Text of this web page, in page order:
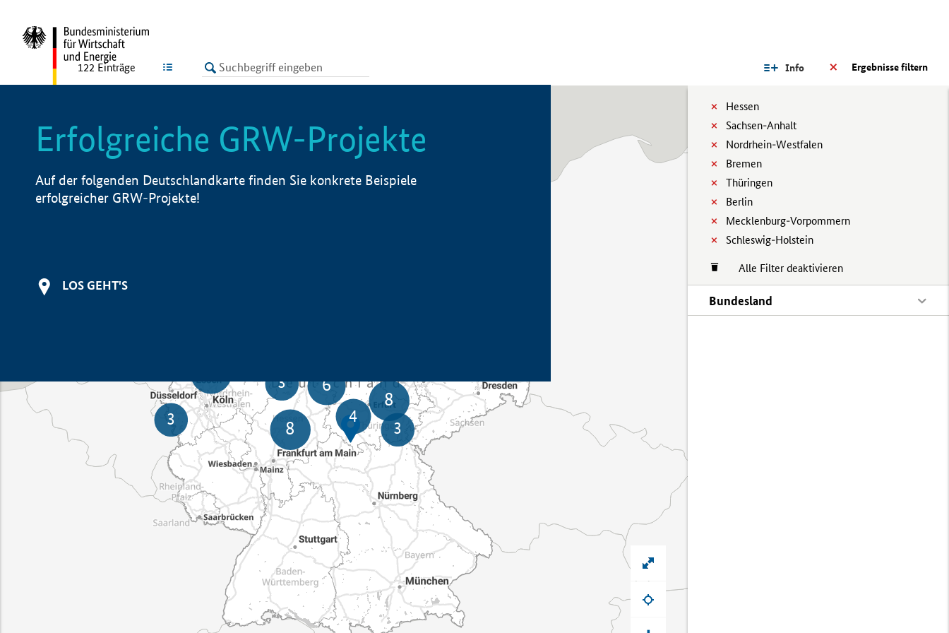
LISTE Ergebnisse filtern
Info
Hessen
Sachsen-Anhalt
Nordrhein-Westfalen
Bremen
Thüringen
Berlin
Mecklenburg-Vorpommern
Schleswig-Holstein
Alle Filter deaktivieren
Bundesland
122 Einträge
Erfolgreiche GRW-Projekte
Auf der folgenden Deutschlandkarte finden Sie konkrete Beispiele
erfolgreicher GRW-Projekte!
LOS GEHT'S